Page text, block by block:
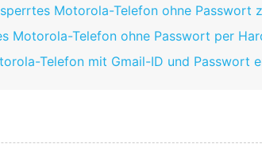
Motorola-Telefon ohne Passwort
Motorola-Telefon ohne Passwort per
Telefon mit Gmail-ID und Passwort